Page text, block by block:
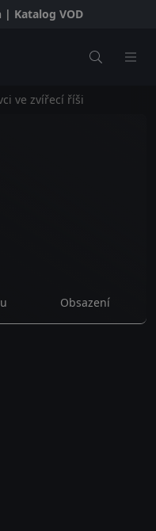
| Katalog VOD
ve zvířecí říši
Obsazení